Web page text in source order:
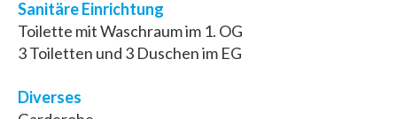
Sanitäre Einrichtung
Toilette mit Waschraum im 1. OG
3 Toiletten und 3 Duschen im EG
Diverses